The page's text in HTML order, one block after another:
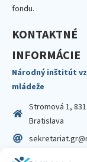
fondu.
KONTAKTNÉ
INFORMÁCIE
Národný inštitút
mládeže
Stromová 1,
Bratislava
IČO: 00164348